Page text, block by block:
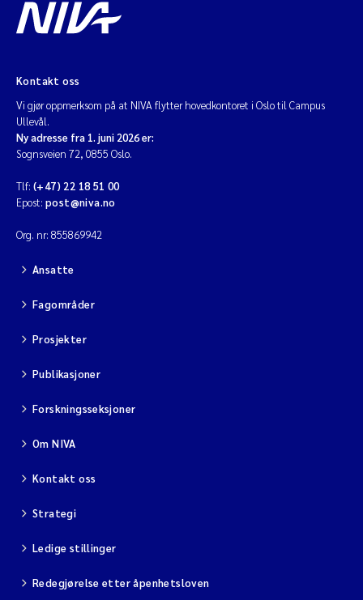
Øyvind Tangen Ødegaard
Solrun Figenschau Skjellum
Marijana Stenrud Brkljacic
Ailbhe Lisette Macken
Anders Ruus
Diya Chakravorty
Leah Amber Jackson-Blake
Saskia Trubbach
Andreas Ballot
Jonas Persson
Kontakt oss
Vi gjør oppmerksom på at NIVA flytter hovedkontoret i Oslo til Campus
Ullevål.
Ny adresse fra 1. juni 2026 er:
Sognsveien 72, 0855 Oslo.
Tlf: (+47) 22 18 51 00
Epost: post@niva.no
Org. nr: 855869942
Ansatte
Fagområder
Prosjekter
Publikasjoner
Forskningsseksjoner
Om NIVA
Kontakt oss
Strategi
Ledige stillinger
Redegjørelse etter åpenhetsloven